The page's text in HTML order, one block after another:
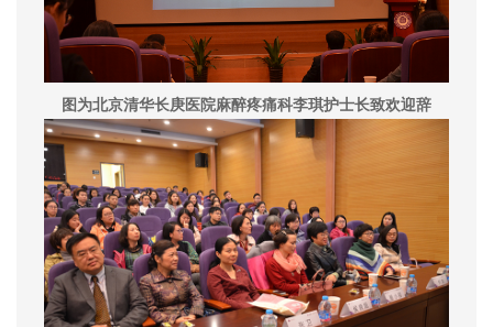
图为北京清华长庚医院麻醉疼痛科李琪护士长致欢迎辞